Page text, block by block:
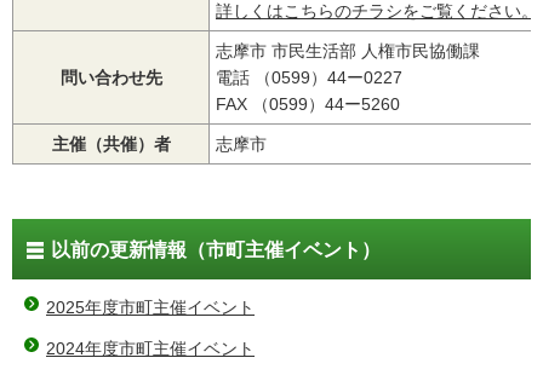
詳しくはこちらのチラシをご覧ください。
問い合わせ先
志摩市 市民生活部 人権市民協働課
電話 （0599）44ー0227
FAX （0599）44ー5260
主催（共催）者 志摩市
以前の更新情報（市町主催イベント）
2025年度市町主催イベント
2024年度市町主催イベント